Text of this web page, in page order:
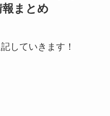
まとめ
していきます！